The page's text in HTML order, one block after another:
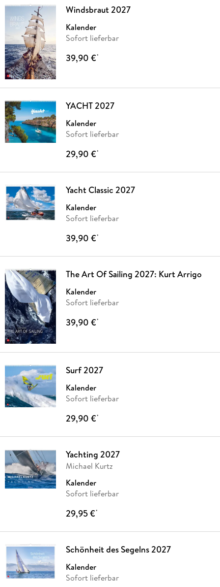
Windsbraut 2027
Kalender
Sofort lieferbar
39,90 €*
YACHT 2027
Kalender
Sofort lieferbar
29,90 €*
Yacht Classic 2027
Kalender
Sofort lieferbar
39,90 €*
The Art Of Sailing 2027: Kurt Arrigo
Kalender
Sofort lieferbar
39,90 €*
Surf 2027
Kalender
Sofort lieferbar
29,90 €*
Yachting 2027
Michael Kurtz
Kalender
Sofort lieferbar
29,95 €*
Schönheit des Segelns 2027
Kalender
Sofort lieferbar